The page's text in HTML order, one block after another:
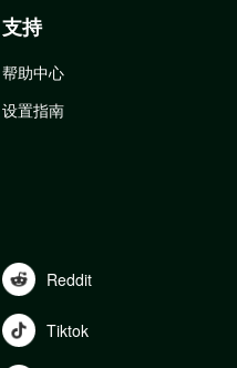
支持
帮助中心
设置指南
Reddit
Tiktok